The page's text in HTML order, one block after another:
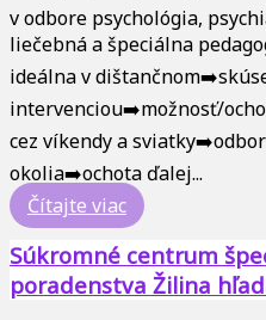
v odbore psychológia,
liečebná a špeciálna
ideálna v
intervenciou➡️možnosť/
cez víkendy a
okolia➡️ochota ďalej...
Čítajte viac
Súkromné centrum
poradenstva Žilina